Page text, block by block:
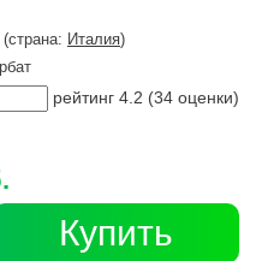
(страна: Италия)
рейтинг 4.2 (34 оценки)
Купить